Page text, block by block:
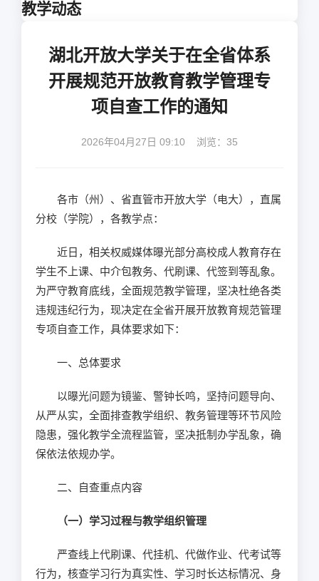
教学动态
湖北开放大学关于在全省体系
开展规范开放教育教学管理专
项自查工作的通知
2026年04月27日 09:10 浏览： 35
各市（州）、省直管市开放大学（电大），直属
分校（学院），各教学点：
近日，相关权威媒体曝光部分高校成人教育存在
学生不上课、中介包教务、代刷课、代签到等乱象。
为严守教育底线，全面规范教学管理，坚决杜绝各类
违规违纪行为，现决定在全省开展开放教育规范管理
专项自查工作，具体要求如下：
一、总体要求
以曝光问题为镜鉴、警钟长鸣，坚持问题导向、
从严从实，全面排查教学组织、教务管理等环节风险
隐患，强化教学全流程监管，坚决抵制办学乱象，确
保依法依规办学。
二、自查重点内容
（一）学习过程与教学组织管理
严查线上代刷课、代挂机、代做作业、代考试等
行为，核查学习行为真实性、学习时长达标情况、身